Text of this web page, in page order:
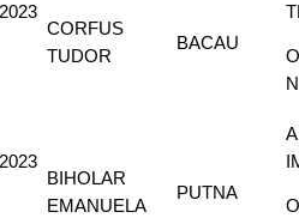
CORFUS
TUDOR
BACAU
BIHOLAR
EMANUELA
PUTNA